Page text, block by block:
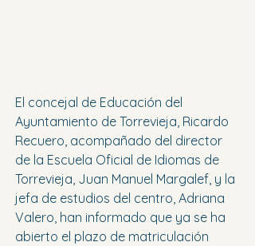
El concejal de Educación del
Ayuntamiento de Torrevieja, Ricardo
Recuero, acompañado del director
de la Escuela Oficial de Idiomas de
Torrevieja, Juan Manuel Margalef, y la
jefa de estudios del centro, Adriana
Valero, han informado que ya se ha
abierto el plazo de matriculación